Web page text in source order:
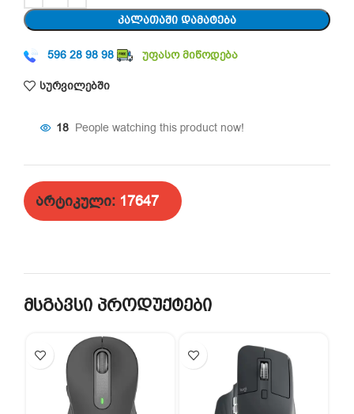
ᲙᲐᲚᲐᲗᲐᲨᲘ ᲓᲐᲛᲐᲢᲔᲑᲐ
596 28 98 98 უფასო მიწოდება
სურვილებში
18 People watching this product now!
არტიკული: 17647
მსგავსი პროდუქტები